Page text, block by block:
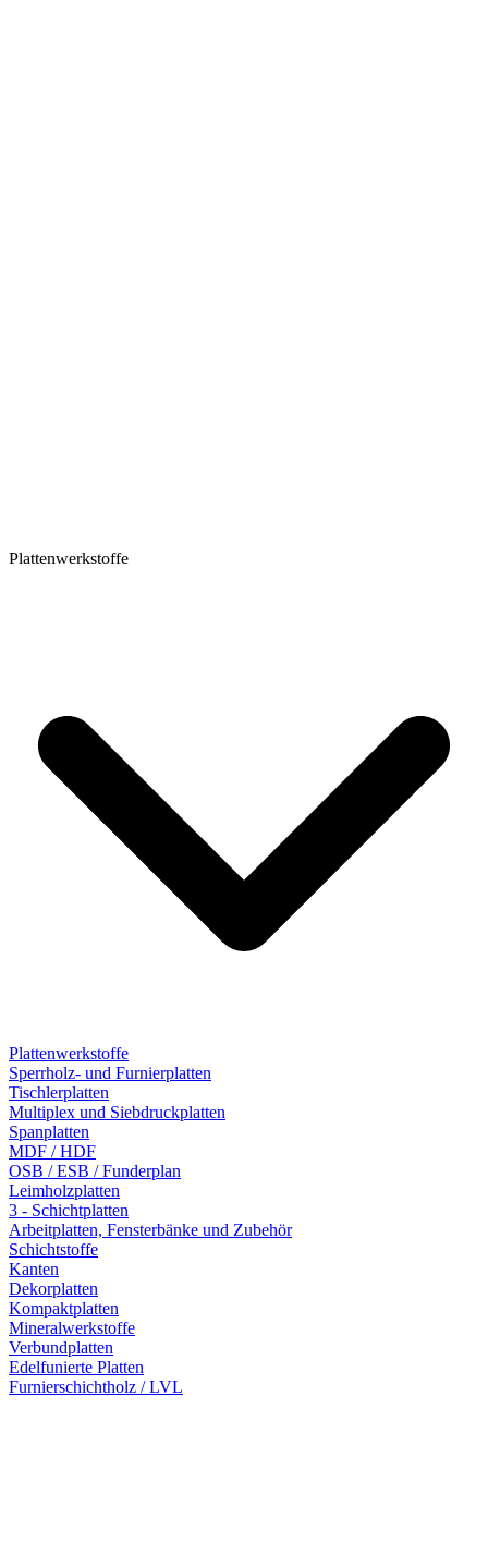
Plattenwerkstoffe
Plattenwerkstoffe
Sperrholz- und Furnierplatten
Tischlerplatten
Multiplex und Siebdruckplatten
Spanplatten
MDF / HDF
OSB / ESB / Funderplan
Leimholzplatten
3 - Schichtplatten
Arbeitplatten, Fensterbänke und Zubehör
Schichtstoffe
Kanten
Dekorplatten
Kompaktplatten
Mineralwerkstoffe
Verbundplatten
Edelfunierte Platten
Furnierschichtholz / LVL